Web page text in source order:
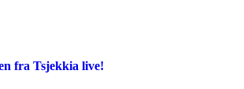
fra Tsjekkia live!